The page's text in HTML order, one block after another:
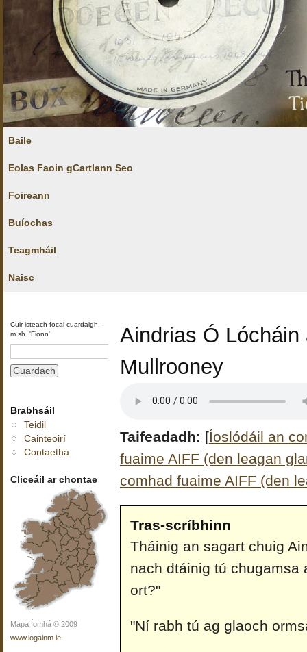
Baile
Eolas Faoin gCartlann Seo
Foireann
Buíochas
Teagmháil
Naisc
Cuir isteach focal cuardaigh,
m.sh. 'Fionn'
Brabhsáil
Teidil
Cainteoirí
Contaetha
Cliceáil ar chontae
Mapa Íomhá © 2009
www.logainm.ie
Aindrias Ó
Mullrooney
Taifeadadh: [Íoslódáil an
fuaime AIFF (den leagan
comhad fuaime AIFF (den
Tras-scríbhinn
Tháinig an sagart chuig
nach dtáinig tú chugamsa
ort?"
"Ní rabh tú ag glaoch